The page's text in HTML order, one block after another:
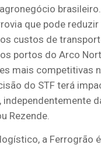
que pode reduzir
custos de
portos do Arco
mais competitivas
do STF terá
independentemente
Rezende.
a Ferrogrão